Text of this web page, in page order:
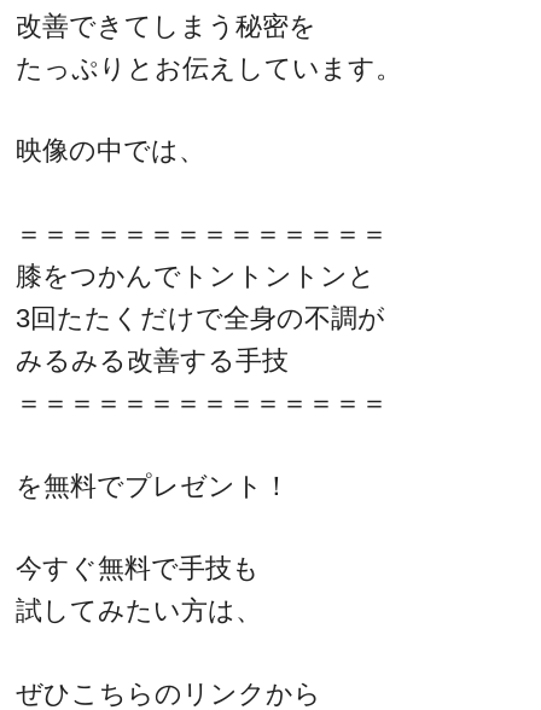
改善できてしまう秘密を
たっぷりとお伝えしています。
映像の中では、
＝＝＝＝＝＝＝＝＝＝＝＝＝＝
膝をつかんでトントントンと
3回たたくだけで全身の不調が
みるみる改善する手技
＝＝＝＝＝＝＝＝＝＝＝＝＝＝
を無料でプレゼント！
今すぐ無料で手技も
試してみたい方は、
ぜひこちらのリンクから